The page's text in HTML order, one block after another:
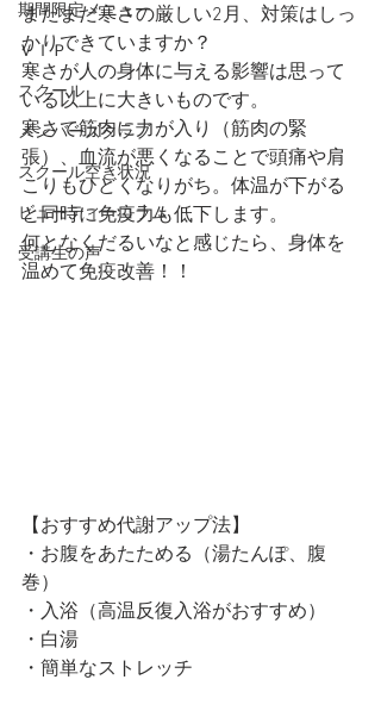
期間限定メニュー
ＶＩＰ
スクール
メンバーズクラブ
スクール空き状況
ビューティーコラム
受講生の声
まだまだ寒さの厳しい2月、対策はしっ
かりできていますか？
寒さが人の身体に与える影響は思って
いる以上に大きいものです。
寒さで筋肉に力が入り（筋肉の緊
張）、血流が悪くなることで頭痛や肩
こりもひどくなりがち。体温が下がる
と同時に免疫力も低下します。
何となくだるいなと感じたら、身体を
温めて免疫改善！！
【おすすめ代謝アップ法】
・お腹をあたためる（湯たんぽ、腹
巻）
・入浴（高温反復入浴がおすすめ）
・白湯
・簡単なストレッチ